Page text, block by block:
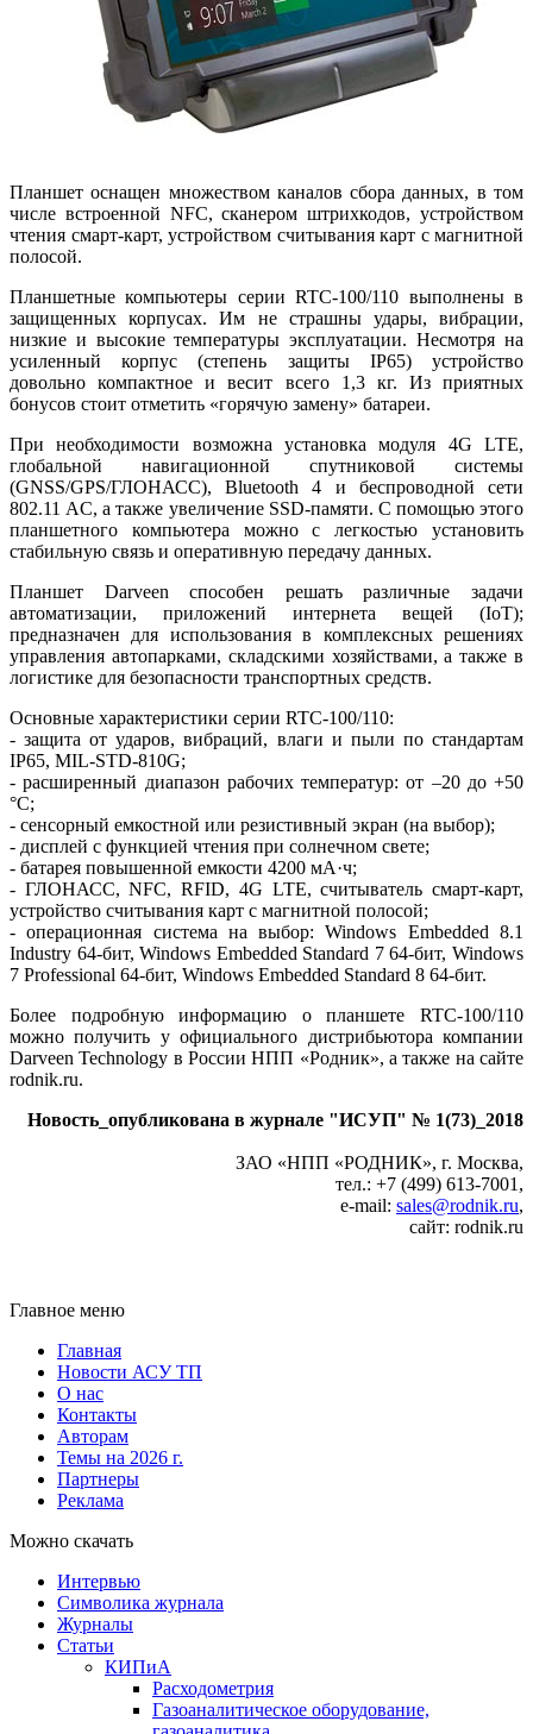
Планшет оснащен множеством каналов сбора данных, в том
числе встроенной NFC, сканером штрихкодов, устройством
чтения смарт-карт, устройством считывания карт с магнитной
полосой.
Планшетные компьютеры серии RTC‑100/110 выполнены в
защищенных корпусах. Им не страшны удары, вибрации,
низкие и высокие температуры эксплуатации. Несмотря на
усиленный корпус (степень защиты IP65) устройство
довольно компактное и весит всего 1,3 кг. Из приятных
бонусов стоит отметить «горячую замену» батареи.
При необходимости возможна установка модуля 4G LTE,
глобальной навигационной спутниковой системы
(GNSS/GPS/ГЛОНАСС), Bluetooth 4 и беспроводной сети
802.11 AC, а также увеличение SSD-памяти. С помощью этого
планшетного компьютера можно с легкостью установить
стабильную связь и оперативную передачу данных.
Планшет Darveen способен решать различные задачи
автоматизации, приложений интернета вещей (IoT);
предназначен для использования в комплексных решениях
управления автопарками, складскими хозяйствами, а также в
логистике для безопасности транспортных средств.
Основные характеристики серии RTC‑100/110:
- защита от ударов, вибраций, влаги и пыли по стандартам
IP65, MIL-STD‑810G;
- расширенный диапазон рабочих температур: от –20 до +50
°C;
- сенсорный емкостной или резистивный экран (на выбор);
- дисплей с функцией чтения при солнечном свете;
- батарея повышенной емкости 4200 мА·ч;
- ГЛОНАСС, NFC, RFID, 4G LTE, считыватель смарт-карт,
устройство считывания карт с магнитной полосой;
- операционная система на выбор: Windows Embedded 8.1
Industry 64‑бит, Windows Embedded Standard 7 64‑бит, Windows
7 Professional 64‑бит, Windows Embedded Standard 8 64‑бит.
Более подробную информацию о планшете RTC‑100/110
можно получить у официального дистрибьютора компании
Darveen Technology в России НПП «Родник», а также на сайте
rodnik.ru.
Новость_опубликована в журнале "ИСУП" № 1(73)_2018
ЗАО «НПП «РОДНИК», г. Москва,
тел.: +7 (499) 613-7001,
e‑mail: sales@rodnik.ru,
сайт: rodnik.ru
Главное меню
Главная
Новости АСУ ТП
О нас
Контакты
Авторам
Темы на 2026 г.
Партнеры
Реклама
Можно скачать
Интервью
Символика журнала
Журналы
Статьи
КИПиА
Расходометрия
Газоаналитическое оборудование,